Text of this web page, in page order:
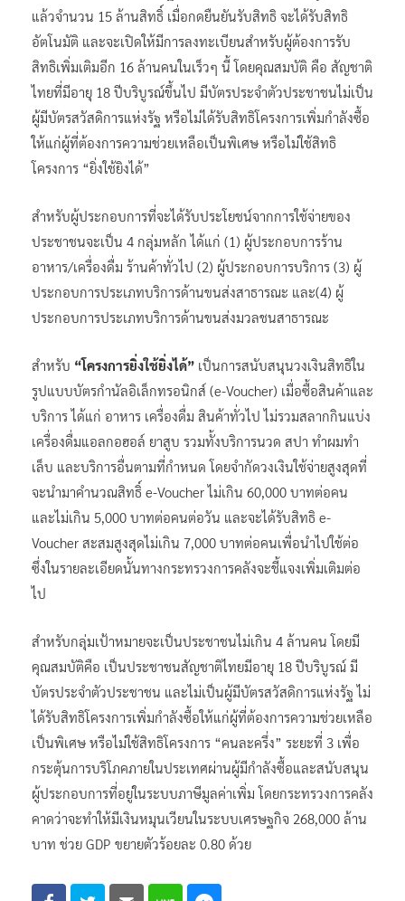
แล้วจำนวน 15 ล้านสิทธิ์ เมื่อกดยืนยันรับสิทธิ จะได้รับสิทธิ
อัตโนมัติ และจะเปิดให้มีการลงทะเบียนสำหรับผู้ต้องการรับ
สิทธิเพิ่มเติมอีก 16 ล้านคนในเร็วๆ นี้ โดยคุณสมบัติ คือ สัญชาติ
ไทยที่มีอายุ 18 ปีบริบูรณ์ขึ้นไป มีบัตรประจำตัวประชาชนไม่เป็น
ผู้มีบัตรสวัสดิการแห่งรัฐ หรือไม่ได้รับสิทธิโครงการเพิ่มกำลังซื้อ
ให้แก่ผู้ที่ต้องการความช่วยเหลือเป็นพิเศษ หรือไม่ใช้สิทธิ
โครงการ “ยิ่งใช้ยิงได้”
สำหรับผู้ประกอบการที่จะได้รับประโยชน์จากการใช้จ่ายของ
ประชาชนจะเป็น 4 กลุ่มหลัก ได้แก่ (1) ผู้ประกอบการร้าน
อาหาร/เครื่องดื่ม ร้านค้าทั่วไป (2) ผู้ประกอบการบริการ (3) ผู้
ประกอบการประเภทบริการด้านขนส่งสาธารณะ และ(4) ผู้
ประกอบการประเภทบริการด้านขนส่งมวลชนสาธารณะ
สำหรับ “โครงการยิ่งใช้ยิ่งได้” เป็นการสนับสนุนวงเงินสิทธิใน
รูปแบบบัตรกำนัลอิเล็กทรอนิกส์ (e-Voucher) เมื่อซื้อสินค้าและ
บริการ ได้แก่ อาหาร เครื่องดื่ม สินค้าทั่วไป ไม่รวมสลากกินแบ่ง
เครื่องดื่มแอลกอฮอล์ ยาสูบ รวมทั้งบริการนวด สปา ทำผมทำ
เล็บ และบริการอื่นตามที่กำหนด โดยจำกัดวงเงินใช้จ่ายสูงสุดที่
จะนำมาคำนวณสิทธิ์ e-Voucher ไม่เกิน 60,000 บาทต่อคน
และไม่เกิน 5,000 บาทต่อคนต่อวัน และจะได้รับสิทธิ e-
Voucher สะสมสูงสุดไม่เกิน 7,000 บาทต่อคนเพื่อนำไปใช้ต่อ
ซึ่งในรายละเอียดนั้นทางกระทรวงการคลังจะชี้แจงเพิ่มเติมต่อ
ไป
สำหรับกลุ่มเป้าหมายจะเป็นประชาชนไม่เกิน 4 ล้านคน โดยมี
คุณสมบัติคือ เป็นประชาชนสัญชาติไทยมีอายุ 18 ปีบริบูรณ์ มี
บัตรประจำตัวประชาชน และไม่เป็นผู้มีบัตรสวัสดิการแห่งรัฐ ไม่
ได้รับสิทธิโครงการเพิ่มกำลังซื้อให้แก่ผู้ที่ต้องการความช่วยเหลือ
เป็นพิเศษ หรือไม่ใช้สิทธิโครงการ “คนละครึ่ง” ระยะที่ 3 เพื่อ
กระตุ้นการบริโภคภายในประเทศผ่านผู้มีกำลังซื้อและสนับสนุน
ผู้ประกอบการที่อยู่ในระบบภาษีมูลค่าเพิ่ม โดยกระทรวงการคลัง
คาดว่าจะทำให้มีเงินหมุนเวียนในระบบเศรษฐกิจ 268,000 ล้าน
บาท ช่วย GDP ขยายตัวร้อยละ 0.80 ด้วย